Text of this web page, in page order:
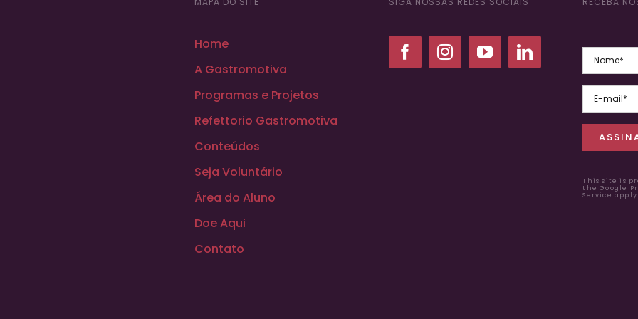
Home
A Gastromotiva
Programas e Projetos
Refettorio Gastromotiva
Conteúdos
Seja Voluntário
Área do Aluno
Doe Aqui
Contato
This site is
the Google
Service apply.